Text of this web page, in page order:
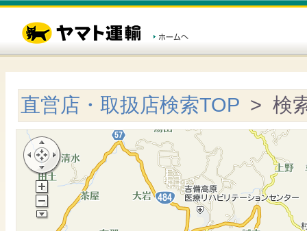
直営店・取扱店検索TOP > 検